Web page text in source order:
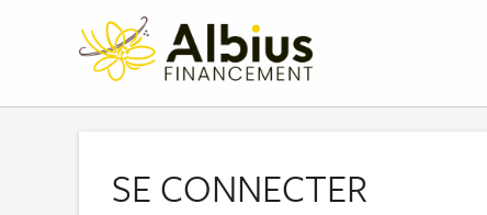
SE CONNECTER